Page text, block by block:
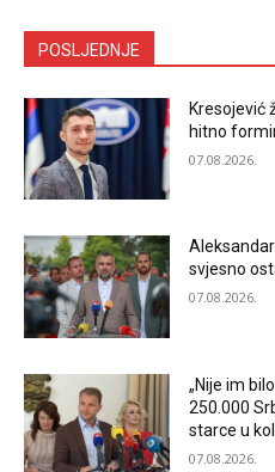
POSLJEDNJE
Kresojević
hitno
07.08.2026.
svjesno
07.08.2026.
„Nije im
250.000
starce u
07.08.2026.